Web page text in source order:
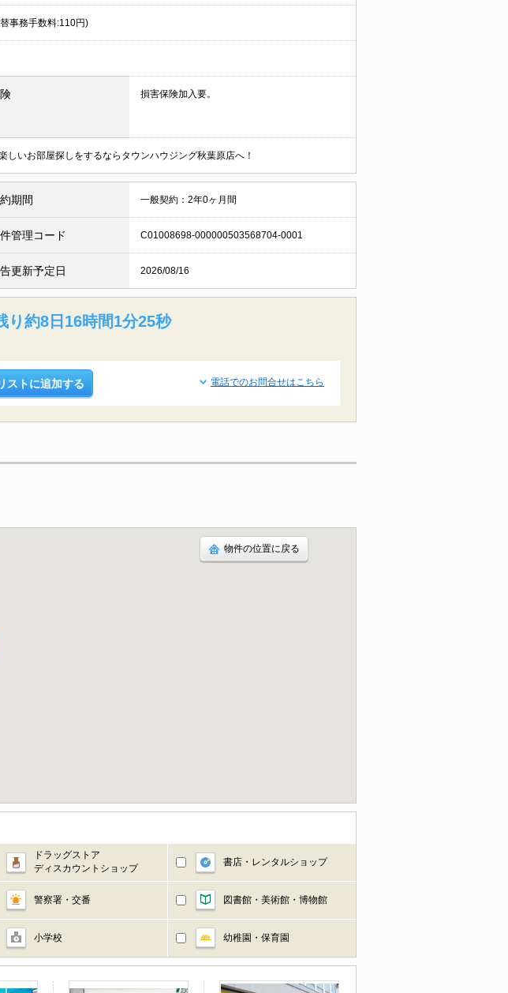
事務手数料:110円)
損害保険加入要。
いお部屋探しをするならタウンハウジング秋葉原店へ！
期間 一般契約：2年0ヶ月間
管理コード C01008698-000000503568704-0001
更新予定日 2026/08/16
り約8日16時間1分24秒
ストに追加する 電話でのお問合せはこちら
物件の位置に戻る
ドラッグストア
ディスカウントショップ
書店・レンタルショップ
警察署・交番 図書館・美術館・博物館
小学校 幼稚園・保育園